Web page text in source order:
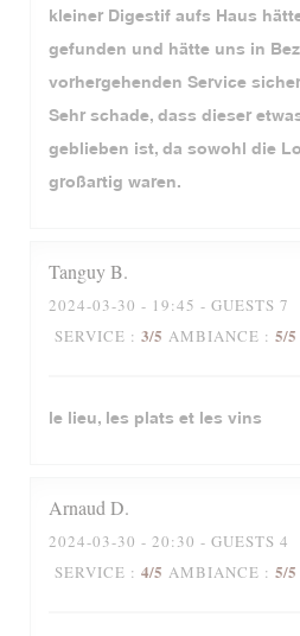
kleiner Digestif aufs Haus
gefunden und hätte uns in
vorhergehenden Service
Sehr schade, dass dieser
geblieben ist, da sowohl die
großartig waren.
TanguyB
2024-03-30 - 19:45 - GUESTS 7
SERVICE : 3/5 AMBIANCE : 5/5
le lieu, les plats et les vins
ArnaudD
2024-03-30 - 20:30 - GUESTS 4
SERVICE : 4/5 AMBIANCE : 5/5